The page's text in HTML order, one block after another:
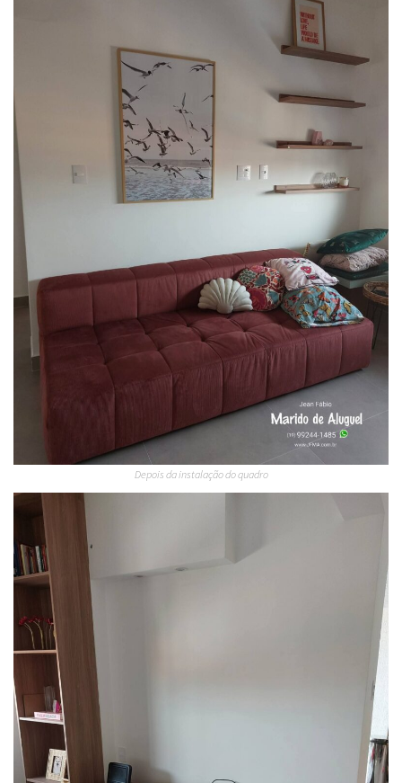
Depois da instalação do quadro